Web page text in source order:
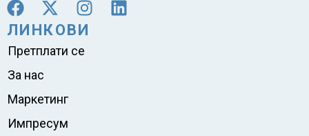
ЛИНКОВИ
Претплати се
За нас
Маркетинг
Импресум